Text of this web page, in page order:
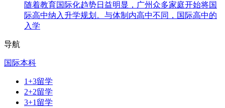
随着教育国际化趋势日益明显，广州众多家庭开始将国
际高中纳入升学规划。与体制内高中不同，国际高中的
入学
导航
国际本科
1+3留学
2+2留学
3+1留学